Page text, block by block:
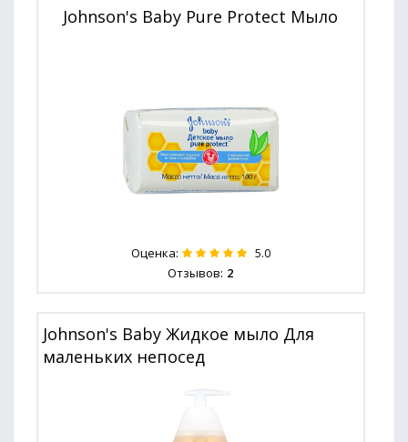
Johnson's Baby Pure Protect Мыло
Оценка: 5.0
Отзывов: 2
Johnson's Baby Жидкое мыло Для
маленьких непосед